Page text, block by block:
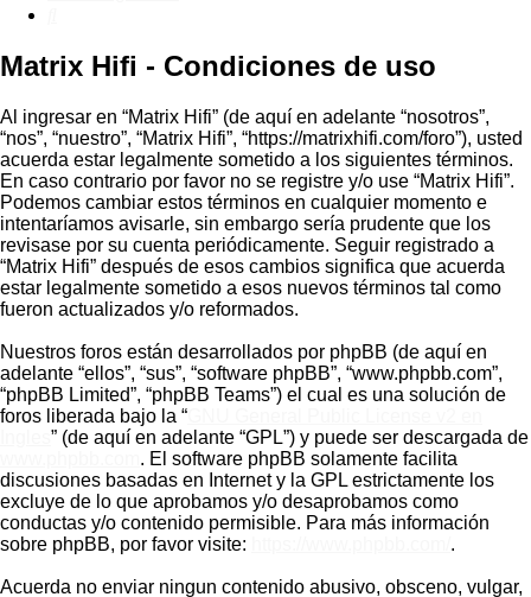
Matrix Hifi - Condiciones de uso
Al ingresar en “Matrix Hifi” (de aquí en adelante “nosotros”,
“nos”, “nuestro”, “Matrix Hifi”, “https://matrixhifi.com/foro”), usted
acuerda estar legalmente sometido a los siguientes términos.
En caso contrario por favor no se registre y/o use “Matrix Hifi”.
Podemos cambiar estos términos en cualquier momento e
intentaríamos avisarle, sin embargo sería prudente que los
revisase por su cuenta periódicamente. Seguir registrado a
“Matrix Hifi” después de esos cambios significa que acuerda
estar legalmente sometido a esos nuevos términos tal como
fueron actualizados y/o reformados.
Nuestros foros están desarrollados por phpBB (de aquí en
adelante “ellos”, “sus”, “software phpBB”, “www.phpbb.com”,
“phpBB Limited”, “phpBB Teams”) el cual es una solución de
foros liberada bajo la “
” (de aquí en adelante “GPL”) y puede ser descargada de
. El software phpBB solamente facilita
discusiones basadas en Internet y la GPL estrictamente los
excluye de lo que aprobamos y/o desaprobamos como
conductas y/o contenido permisible. Para más información
sobre phpBB, por favor visite:
.
Acuerda no enviar ningun contenido abusivo, obsceno, vulgar,